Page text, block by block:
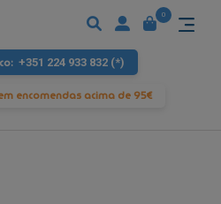
+351 224 933 832 (*)
encomendas acima de 95€
0